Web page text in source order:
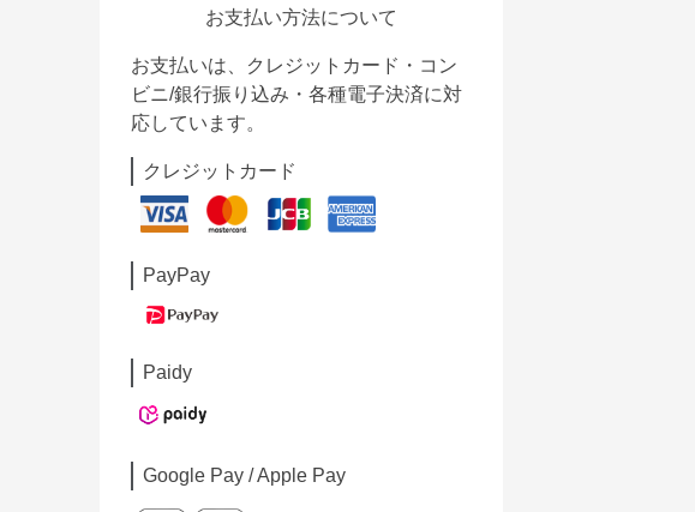
お支払い方法について
お支払いは、クレジットカード・コン
ビニ/銀行振り込み・各種電子決済に対
応しています。
クレジットカード
PayPay
Paidy
Google Pay / Apple Pay